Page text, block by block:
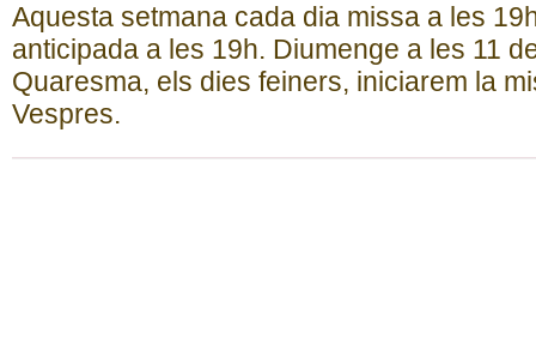
Aquesta setmana cada dia missa a les
anticipada a les 19h. Diumenge a les 11
Quaresma, els dies feiners, iniciarem la
Vespres.